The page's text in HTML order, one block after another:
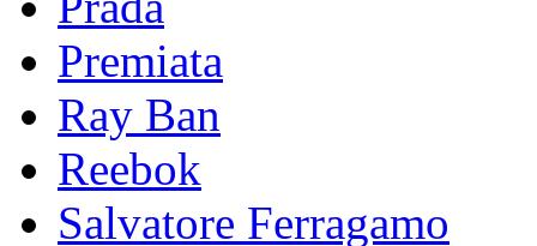
Premiata
Ray Ban
Reebok
Salvatore Ferragamo